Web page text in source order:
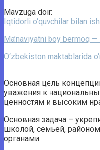
Mavzuga doir:
Iqtidorli o‘quvchilar bilan
Ma’naviyatni boy bermoq
O‘zbekiston maktablarida
Основная цель
уважения к
ценностям и высоким
Основная задача –
школой, семьей,
органами.